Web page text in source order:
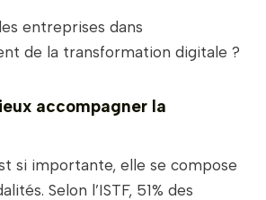
entreprises dans
de la transformation digitale ?
accompagner la
si importante, elle se compose
Selon l’ISTF, 51% des